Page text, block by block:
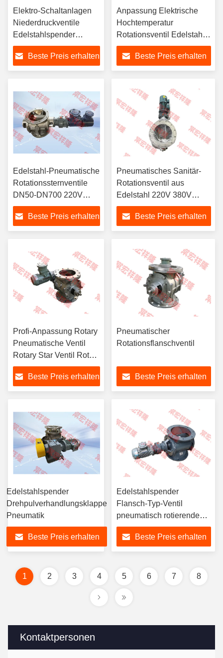
Kontaktpersonen
Elektro-Schaltanlagen
Niederdruckventile
Edelstahlspender
Rotationspneumatik
Beste Preis erhalten
Anpassung Elektrische
Hochtemperatur
Rotationsventil Edelstahl
Spender Pneumatisch
Beste Preis erhalten
Edelstahl-Pneumatische
Rotationssternventile
DN50-DN700 220V
380V 440V
Beste Preis erhalten
Pneumatisches Sanitär-
Rotationsventil aus
Edelstahl 220V 380V
440V
Beste Preis erhalten
Profi-Anpassung Rotary
Pneumatische Ventil
Rotary Star Ventil Rotary
Feeder
Beste Preis erhalten
Pneumatischer
Rotationsflanschventil
Beste Preis erhalten
Edelstahlspender
Drehpulverhandlungsklappe
Pneumatik
Beste Preis erhalten
Edelstahlspender
Flansch-Typ-Ventil
pneumatisch rotierende
elektrische
Beste Preis erhalten
1 2 3 4 5 6 7 8